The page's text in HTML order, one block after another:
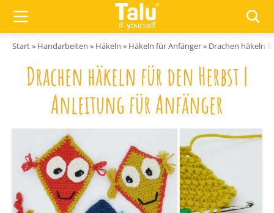
Start» Handarbeiten » Häkeln » Häkeln für Anfänger» Drachen häkeln
Drachen häkeln für den Herbst |
Anleitung für Anfänger